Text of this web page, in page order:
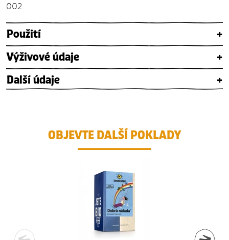
002
Použití
+
Výživové údaje
+
Další údaje
+
OBJEVTE DALŠÍ POKLADY